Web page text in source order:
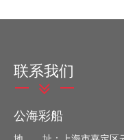
联系我们
公海彩船